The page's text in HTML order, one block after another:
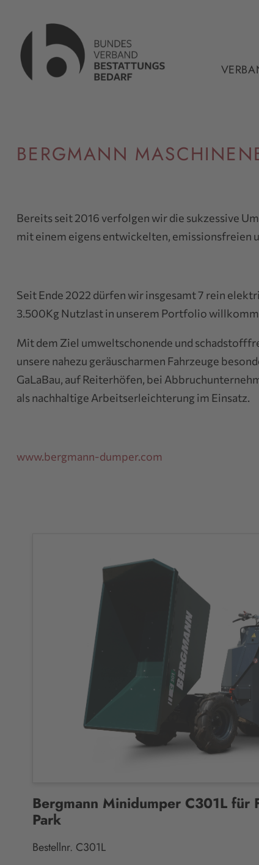
BERGMANN
Bereits seit 2016 verfolgen wir die sukzessive
mit einem eigens entwickelten, emissionsfreien
Seit Ende 2022 dürfen wir insgesamt 7 rein
3.500Kg Nutzlast in unserem Portfolio
Mit dem Ziel umweltschonende und
unsere nahezu geräuscharmen Fahrzeuge
GaLaBau, auf Reiterhöfen, bei
als nachhaltige Arbeitserleichterung im Einsatz.
www.bergmann-dumper.com
Bergmann Minidumper C301L für
Park
Bestellnr. C301L